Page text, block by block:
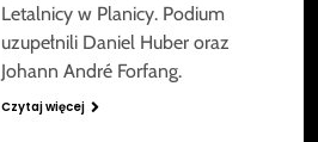
Letalnicy w Planicy. Podium
uzupełnili Daniel Huber oraz
Johann André Forfang.
Czytaj więcej